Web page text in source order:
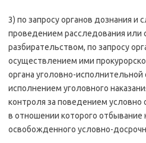
3) по запросу органов дознания и
проведением расследования или
разбирательством, по запросу
осуществлением ими
органа уголовно-исполнительной
исполнением уголовного
контроля за поведением условно
в отношении которого отбывание
освобожденного условно-